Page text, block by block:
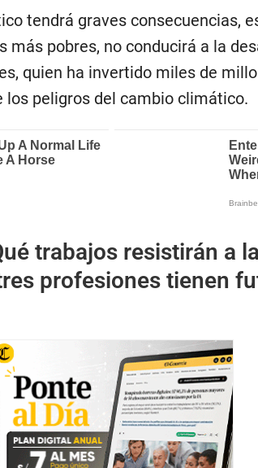
tendrá graves consecuencias,
más pobres, no conducirá a la
quien ha invertido miles de
peligros del cambio climático.
trabajos resistirán a
profesiones tienen